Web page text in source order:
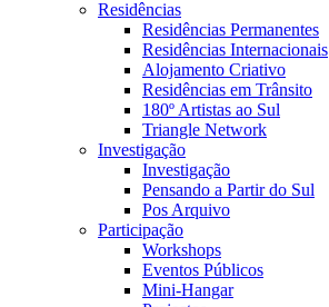
Residências
Residências Permanentes
Residências Internacionais
Alojamento Criativo
Residências em Trânsito
180º Artistas ao Sul
Triangle Network
Investigação
Investigação
Pensando a Partir do Sul
Pos Arquivo
Participação
Workshops
Eventos Públicos
Mini-Hangar